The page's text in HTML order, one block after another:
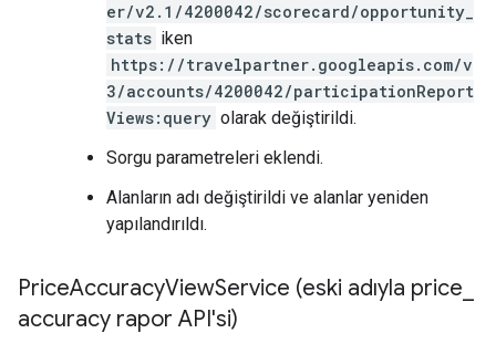
er/v2.1/4200042/scorecard/opportunity_
stats iken
https://travelpartner.googleapis.com/v
3/accounts/4200042/participationReport
Views:query olarak değiştirildi.
Sorgu parametreleri eklendi.
Alanların adı değiştirildi ve alanlar yeniden
yapılandırıldı.
PriceAccuracyViewService (eski adıyla price
accuracy rapor API'si)